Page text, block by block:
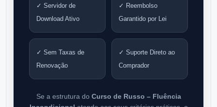
✓ Servidor de
Download Ativo
✓ Reembolso
Garantido por Lei
✓ Sem Taxas de
Renovação
✓ Suporte Direto ao
Comprador
Se a estrutura do Curso de Russo – Fluência